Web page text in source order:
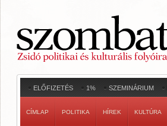
ELŐFIZETÉS 1% SZEMINÁRIUM
CÍMLAP POLITIKA HÍREK KULTÚRA